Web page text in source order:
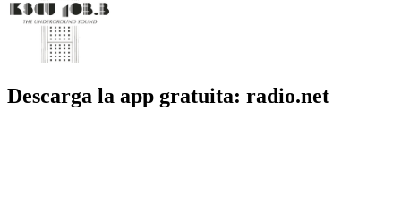
Descarga la app gratuita: radio.net